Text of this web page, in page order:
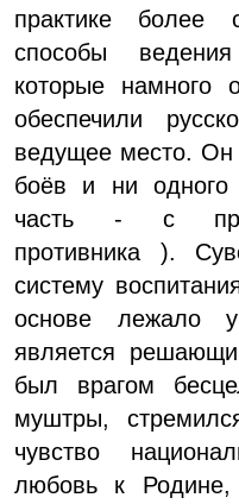
практике
способы
которые намного
обеспечили
ведущее место.
боёв и ни
часть - с
противника ).
систему
основе лежало
является
был врагом
муштры,
чувство
любовь к